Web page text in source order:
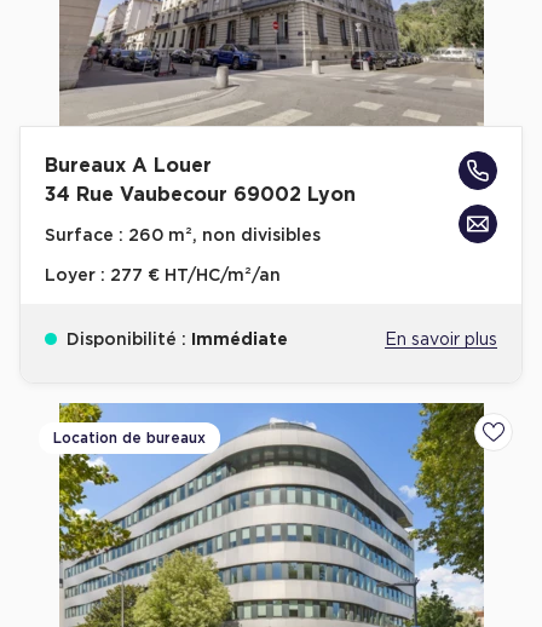
Bureaux A Louer
34 Rue Vaubecour 69002 Lyon
Surface : 260 m², non divisibles
Loyer : 277 € HT/HC/m²/an
Disponibilité : Immédiate En savoir plus
Location de bureaux